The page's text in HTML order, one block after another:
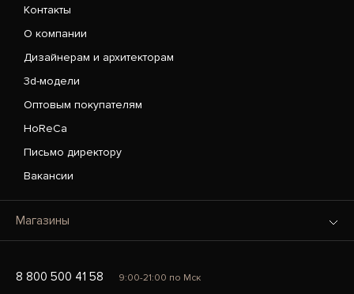
Контакты
О компании
Дизайнерам и архитекторам
3d-модели
Оптовым покупателям
HoReCa
Письмо директору
Вакансии
Магазины
8 800 500 41 58 9:00-21:00 по Мск